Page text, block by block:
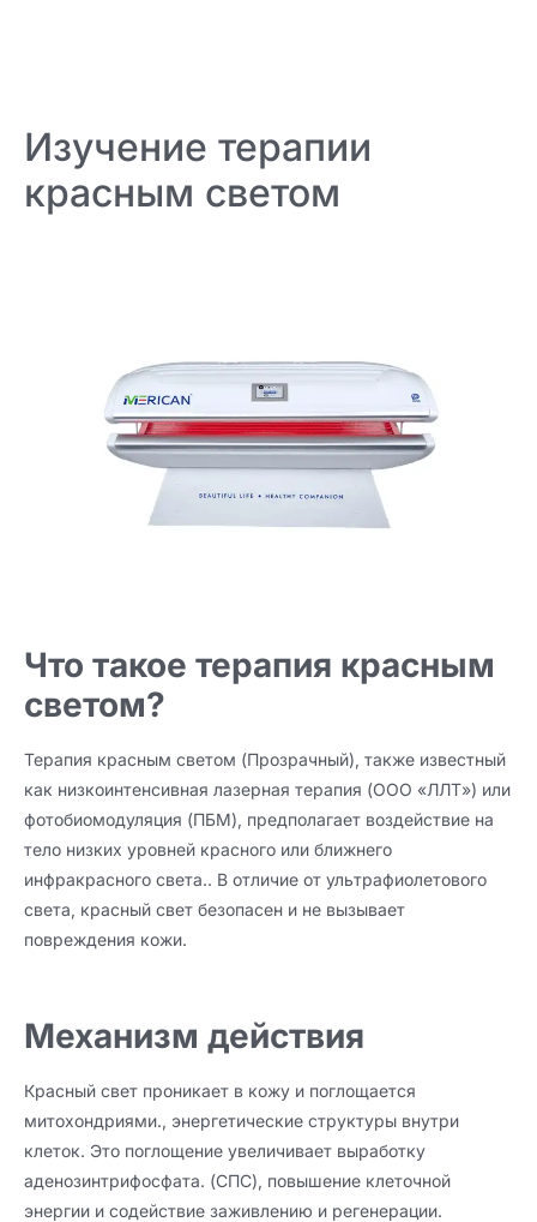
Изучение терапии
красным светом
Что такое терапия красным
светом?
Терапия красным светом (Прозрачный), также известный
как низкоинтенсивная лазерная терапия (ООО «ЛЛТ») или
фотобиомодуляция (ПБМ), предполагает воздействие на
тело низких уровней красного или ближнего
инфракрасного света.. В отличие от ультрафиолетового
света, красный свет безопасен и не вызывает
повреждения кожи.
Механизм действия
Красный свет проникает в кожу и поглощается
митохондриями., энергетические структуры внутри
клеток. Это поглощение увеличивает выработку
аденозинтрифосфата. (СПС), повышение клеточной
энергии и содействие заживлению и регенерации.